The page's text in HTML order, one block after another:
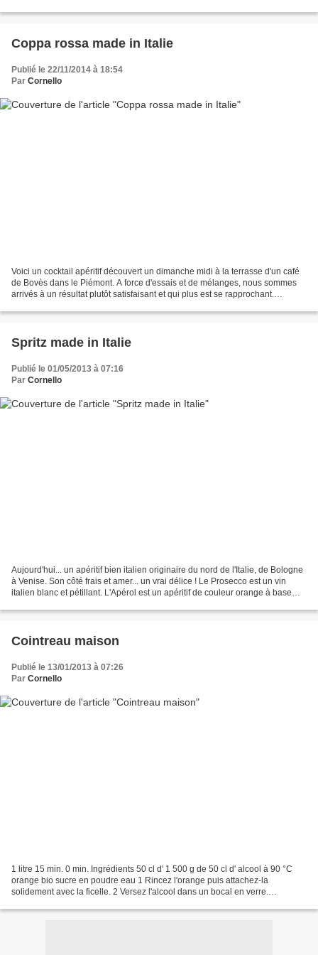
Coppa rossa made in Italie
Publié le 22/11/2014 à 18:54
Par Cornello
Voici un cocktail apéritif découvert un dimanche midi à la terrasse d'un café
de Bovès dans le Piémont. A force d'essais et de mélanges, nous sommes
arrivés à un résultat plutôt satisfaisant et qui plus est se rapprochant.
Spritz made in Italie
Publié le 01/05/2013 à 07:16
Par Cornello
Aujourd'hui... un apéritif bien italien originaire du nord de l'Italie, de Bologne
à Venise. Son côté frais et amer... un vrai délice ! Le Prosecco est un vin
italien blanc et pétillant. L'Apérol est un apéritif de couleur orange à base
Cointreau maison
Publié le 13/01/2013 à 07:26
Par Cornello
1 litre 15 min. 0 min. Ingrédients 50 cl d' 1 500 g de 50 cl d' alcool à 90 °C
orange bio sucre en poudre eau 1 Rincez l'orange puis attachez-la
solidement avec la ficelle. 2 Versez l'alcool dans un bocal en verre.